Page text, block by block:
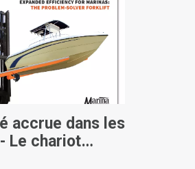
accrue dans les
Le chariot